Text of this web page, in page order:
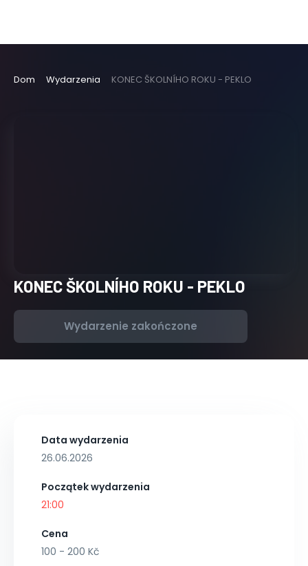
Dom Wydarzenia KONEC ŠKOLNÍHO ROKU - PEKLO
KONEC ŠKOLNÍHO ROKU - PEKLO
Wydarzenie zakończone
Data wydarzenia
26.06.2026
Początek wydarzenia
21:00
Cena
100 - 200 Kč